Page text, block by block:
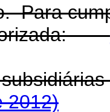
Para
2012)